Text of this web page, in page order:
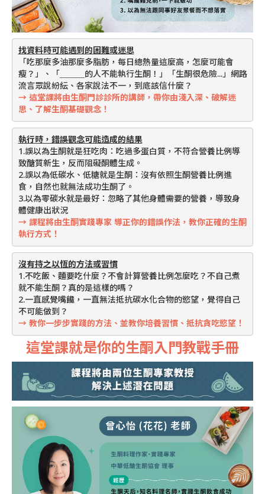
找資料時可能遇到的困難或迷思
「吃那麼多油那麼多脂肪，每日總熱量這麼高，怎麼可能會
瘦？」、「＿＿＿的人不能執行生酮！」「生酮很危險...」網路
流言眾說紛紜、各家說法不一，到底該信什麼？
→ 這堂課將由生酮門診診所的講師，帶你由淺入深、破解迷
思、了解生酮基礎觀念！
執行時，錯誤觀念可能造成的結果
1.誤以為生酮就是狂吃肉：吃過多蛋白質，不符合營養比例導
致醣質新生，反而阻礙酮體生成。
2.誤以為低碳水、低糖就是生酮：沒有依照生酮營養比例進
食，自然也就無法成功生酮了。
3.以為零碳水就是最好：忽略了其他身體需要的營養，導致身
體健康出狀況
→ 課程將由生酮實踐專家 導正你的錯誤作法，教你正確的生酮
執行方式！
沒有持之以恆的方法或習慣
1.不吃飯、麵要吃什麼？不會計算營養比例怎麼吃？不自己煮
就不能生酮？真的是這樣的嗎？
2.一直感覺嘴饞，一直無法抵抗碳水化合物的慾望，覺得自己
不可能做到？
→ 教你一步步實踐的方法、並教你培養習慣、抵抗貪吃慾望！
這堂課就是你的生酮入門教戰手冊